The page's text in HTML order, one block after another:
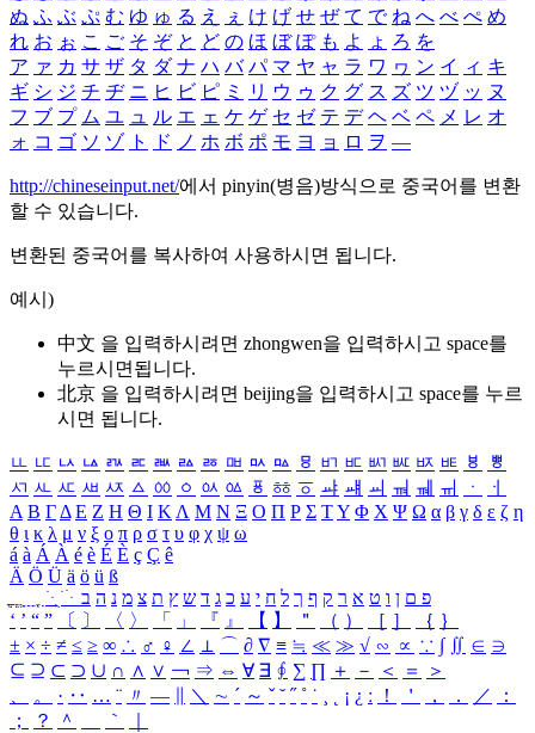
ぬ ふ ぶ ぷ む ゆ ゅ る え ぇ け げ せ ぜ て で ね へ べ ぺ め
れ お ぉ こ ご そ ぞ と ど の ほ ぼ ぽ も よ ょ ろ を
ア ァ カ サ ザ タ ダ ナ ハ バ パ マ ヤ ャ ラ ワ ヮ ン イ ィ キ
ギ シ ジ チ ヂ ニ ヒ ビ ピ ミ リ ウ ゥ ク グ ス ズ ツ ヅ ッ ヌ
フ ブ プ ム ユ ュ ル エ ェ ケ ゲ セ ゼ テ デ ヘ ベ ペ メ レ オ
ォ コ ゴ ソ ゾ ト ド ノ ホ ボ ポ モ ヨ ョ ロ ヲ ―
http://chineseinput.net/에서 pinyin(병음)방식으로 중국어를 변환
할 수 있습니다.
변환된 중국어를 복사하여 사용하시면 됩니다.
예시)
中文 을 입력하시려면 zhongwen을 입력하시고 space를
누르시면됩니다.
北京 을 입력하시려면 beijing을 입력하시고 space를 누르
시면 됩니다.
ㅥ ㅦ ㅧ ㅨ ㅩ ㅪ ㅫ ㅬ ㅭ ㅮ ㅯ ㅰ ㅱ ㅲ ㅳ ㅴ ㅵ ㅶ ㅷ ㅸ
ㅹ
ㅺ ㅻ ㅼ ㅽ ㅾ ㅿ ㆀ ㆁ ㆂ ㆃ ㆄ ㆅ ㆆ ㆇ ㆈ ㆉ ㆊ ㆋ ㆌ ㆍ
ㆎ
Α Β ΓΔ Ε Ζ Η Θ Ι ΚΛ Μ Ν Ξ Ο Π Ρ Σ ΤΥ Φ Χ Ψ Ω α β γ δ ε ζ η
θ ι κ λ μ ν ξ ο π ρ σ τ υ φ χ ψ ω
á à Á À é è É È ç Ç ê
Ä Ö Ü ä ö ü ß
ִֶֹ ֻּ ׁׂ פ ם ן ו ט א ר ק ף ך ל ח י ע כ ג ד ש ץ ת צ מ נ ה ב
‘ ’ “ ” 〔 〕 〈 〉 「 」 『 』 【 】 ＂ （ ） ［ ］ ｛ ｝
± × ÷ ≠ ≤ ≥ ∞ ∴ ♂ ♀ ∠ ⊥ ⌒ ∂ ∇ ≡ ≒ ≪ ≫ √ ∽ ∝ ∵ ∫ ∬ ∈ ∋
⊆ ⊇ ⊂ ⊃ ∪ ∩ ∧ ∨ ￢ ⇒ ⇔ ∀ ∃ ∮ ∑ ∏ ＋ － ＜ ＝
＞
、
。 · ‥ … ¨ 〃 ― ＼ ∼ ´ ～ ˇ ˘ ˝ ˚ ˙ ¸ ¡ ¿ ː ！ ＇ ， ． ／
：
；
？ ＾ ｀